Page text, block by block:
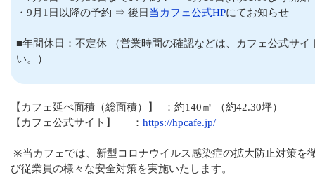
・9月1日以降の予約 ⇒ 後日 当カフェ公式HPにてお知らせ
■年間休日：不定休 （営業時間の確認などは、カフェ公式サイ
い。）
【カフェ延べ面積（総面積）】 ：約140㎡ （約42.30坪）
【カフェ公式サイト】 ： https://hpcafe.jp/
※当カフェでは、新型コロナウイルス感染症の拡大防止対策を
び従業員の様々な安全対策を実施いたします。